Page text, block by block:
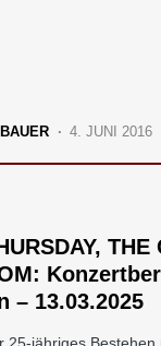
4. JUNI 2016
THE
– 13.03.2025
25-jähriges